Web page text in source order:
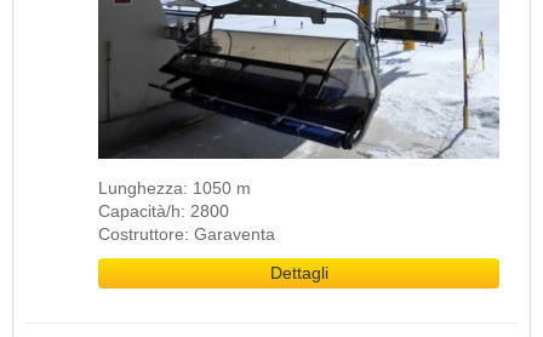
Lunghezza: 1050 m
Capacità/h: 2800
Costruttore: Garaventa
Dettagli